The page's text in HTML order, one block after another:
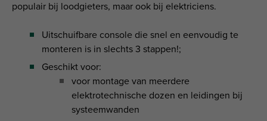
populair bij loodgieters, maar ook bij elektriciens.
Uitschuifbare console die snel en eenvoudig te
monteren is in slechts 3 stappen!;
Geschikt voor:
voor montage van meerdere
elektrotechnische dozen en leidingen bij
systeemwanden